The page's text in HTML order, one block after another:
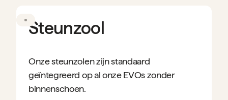
Steunzool
Onze steunzolen zijn standaard
geïntegreerd op al onze EVOs zonder
binnenschoen.